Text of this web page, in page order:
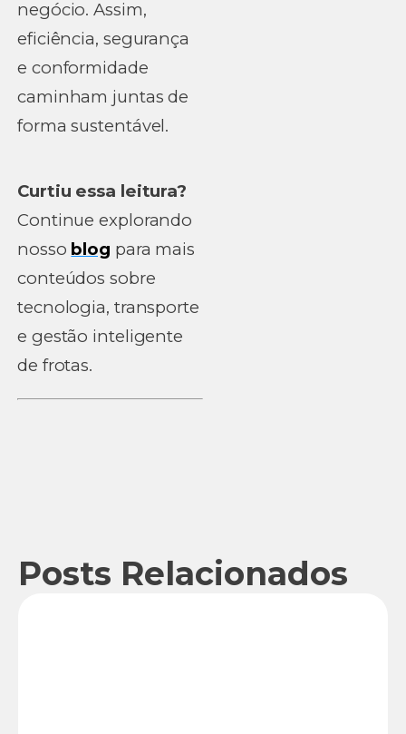
negócio. Assim,
eficiência, segurança
e conformidade
caminham juntas de
forma sustentável.
Curtiu essa leitura?
Continue explorando
nosso blog para mais
conteúdos sobre
tecnologia, transporte
e gestão inteligente
de frotas.
Posts Relacionados